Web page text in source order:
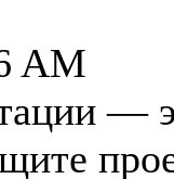
AM
—